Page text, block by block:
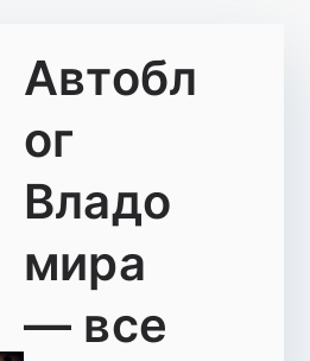
Автобл
ог
Владо
мира
— все